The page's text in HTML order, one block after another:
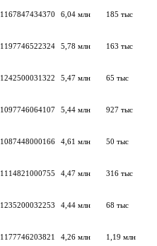
1167847434370 6,04 млн 185 тыс
1197746522324 5,78 млн 163 тыс
1242500031322 5,47 млн 65 тыс
1097746064107 5,44 млн 927 тыс
1087448000166 4,61 млн 50 тыс
1114821000755 4,47 млн 316 тыс
1235200032253 4,44 млн 68 тыс
1177746203821 4,26 млн 1,19 млн